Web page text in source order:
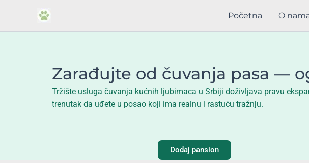
садржај
Početna O
Zarađujte od čuvanja pasa —
Tržište usluga čuvanja kućnih ljubimaca u Srbiji doživljava pravu
trenutak da uđete u posao koji ima realnu i rastuću tražnju.
Dodaj pansion